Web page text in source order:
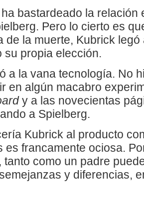
bastardeado la relación
Pero lo cierto es
de la muerte, Kubrick
su propia elección.
a la vana tecnología. No
en algún macabro
y a las novecientas
a Spielberg.
Kubrick al producto
es francamente ociosa.
tanto como un padre
y diferencias,